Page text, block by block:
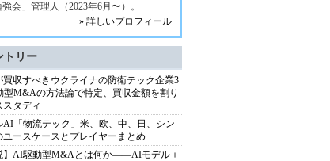
会」管理人（2023年6月〜）。
» 詳しいプロフィール
トリー
買収すべきウクライナの防衛テック企業3
型M&Aの方法論で特定、買収金額を割り
タディ
AI「物流テック」米、欧、中、日、シン
ユースケースとプレイヤーまとめ
】AI駆動型M&Aとは何か――AIモデル＋